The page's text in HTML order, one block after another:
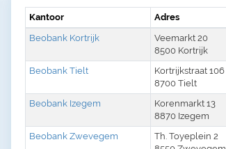
Kantoor
Adres
Beobank Kortrijk
Veemarkt 20
8500 Kortrijk
Beobank Tielt
Kortrijkstraat 106
8700 Tielt
Beobank Izegem
Korenmarkt 13
8870 Izegem
Beobank Zwevegem
Th. Toyeplein 2